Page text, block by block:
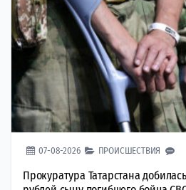
07-08-2026 ПРОИСШЕСТВИЯ
Прокуратура Татарстана